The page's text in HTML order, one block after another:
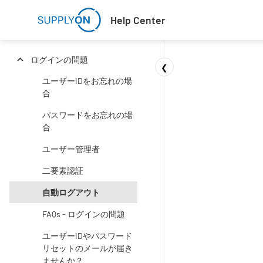
Skip to main content
Help Center
ログインの問題
ユーザーIDをお忘れの場
合
パスワードをお忘れの場
合
ユーザー管理者
二要素認証
自動ログアウト
FAQs - ログインの問題
ユーザーIDやパスワード
リセットのメールが届き
ませんか？
❮